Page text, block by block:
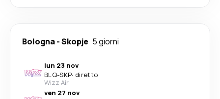
Bologna-Skopje 5 giorni
lun 23 nov
BLQ-SKP· diretto
Wizz Air
ven 27 nov